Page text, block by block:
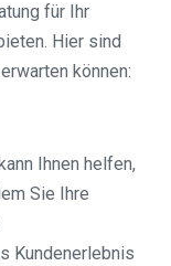
für Ihr
Hier sind
können:
Ihnen helfen,
Sie Ihre
Kundenerlebnis